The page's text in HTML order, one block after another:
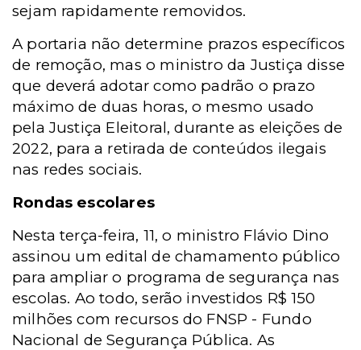
sejam rapidamente removidos.
A portaria não determine prazos específicos
de remoção, mas o ministro da Justiça disse
que deverá adotar como padrão o prazo
máximo de duas horas, o mesmo usado
pela Justiça Eleitoral, durante as eleições de
2022, para a retirada de conteúdos ilegais
nas redes sociais.
Rondas escolares
Nesta terça-feira, 11, o ministro Flávio Dino
assinou um edital de chamamento público
para ampliar o programa de segurança nas
escolas. Ao todo, serão investidos R$ 150
milhões com recursos do FNSP - Fundo
Nacional de Segurança Pública. As